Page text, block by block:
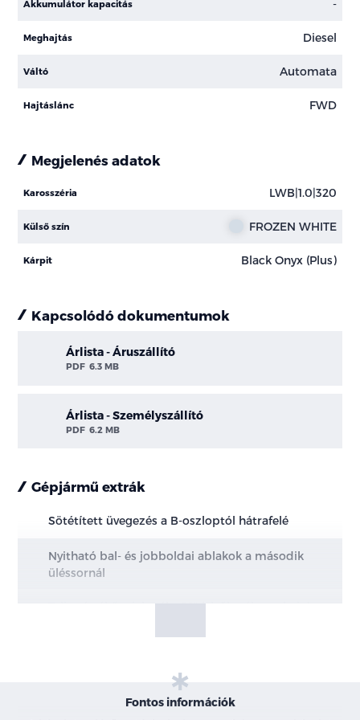
Akkumulátor kapacitás -
Meghajtás Diesel
Váltó Automata
Hajtáslánc FWD
Megjelenés adatok
Karosszéria LWB|1.0|320
Külső szín FROZEN WHITE
Kárpit Black Onyx (Plus)
Kapcsolódó dokumentumok
Árlista - Áruszállító
PDF 6.3 MB
Árlista - Személyszállító
PDF 6.2 MB
Gépjármű extrák
Sötétített üvegezés a B-oszloptól hátrafelé
Nyitható bal- és jobboldai ablakok a második
üléssornál
Nagyméretű üzemanyag tartály - 70l
Fontos információk